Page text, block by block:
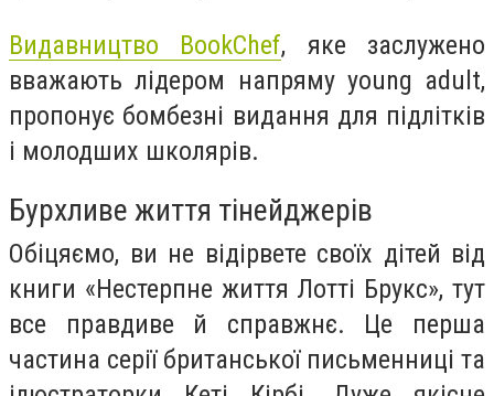
Видавництво BookChef, яке заслужено
вважають лідером напряму young adult,
пропонує бомбезні видання для підлітків
і молодших школярів.
Бурхливе життя тінейджерів
Обіцяємо, ви не відірвете своїх дітей від
книги «Нестерпне життя Лотті Брукс», тут
все правдиве й справжнє. Це перша
частина серії британської письменниці та